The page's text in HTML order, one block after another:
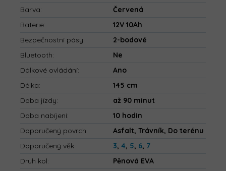
Barva:
Červená
Baterie:
12V 10Ah
Bezpečnostní pásy:
2-bodové
Bluetooth:
Ne
Dálkové ovládání:
Ano
Délka:
145 cm
Doba jízdy:
až 90 minut
Doba nabíjení:
10 hodin
Doporučený povrch:
Asfalt, Trávník, Do terénu
Doporučený věk: 3, 4, 5, 6, 7
Druh kol:
Pěnová EVA